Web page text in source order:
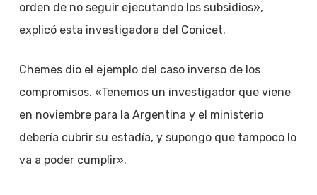
orden de no seguir ejecutando los subsidios»,
explicó esta investigadora del Conicet.
Chemes dio el ejemplo del caso inverso de los
compromisos. «Tenemos un investigador que viene
en noviembre para la Argentina y el ministerio
debería cubrir su estadía, y supongo que tampoco lo
va a poder cumplir».